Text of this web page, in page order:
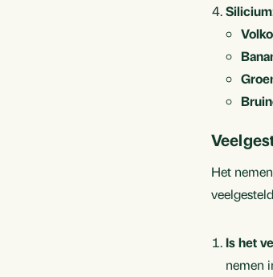
Silicium
Het
Is het
nemen